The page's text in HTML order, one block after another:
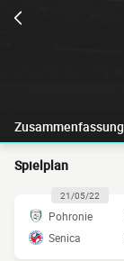
Zusammenfassung
Spielplan
21/05/22
Pohronie
Senica